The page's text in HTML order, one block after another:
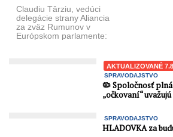
Claudiu Târziu, vedúci
delegácie strany Aliancia
za zväz Rumunov v
Európskom parlamente:
AKTUALIZOVANÉ
SPRAVODAJSTVO
🦠 Spoločnosť
„očkovaní“
SPRAVODAJSTVO
HLADOVKA za